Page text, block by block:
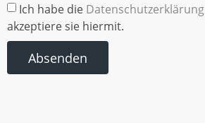
Ich habe die Datenschutzerklärung
akzeptiere sie hiermit.
Absenden